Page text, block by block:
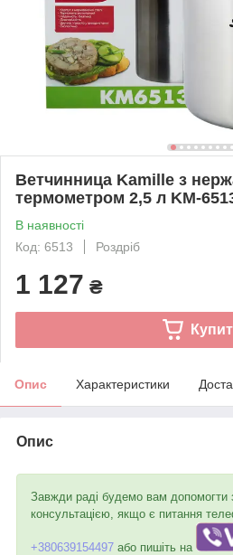
Ветчинница Kamille з
термометром 2,5 л KM-
В наявності
Код: 6513
Роздріб
1 127 ₴
Опис Характеристики
Опис
Завжди раді будемо вам допомогти
консультацією, якщо є питання
+380639154497 або пишіть на